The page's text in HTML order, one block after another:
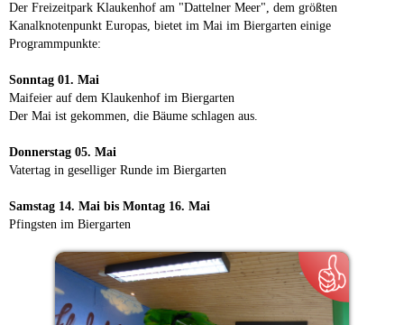
Touristik
Der Freizeitpark Klaukenhof am "Dattelner Meer", dem größten
Kanalknotenpunkt Europas, bietet im Mai im Biergarten einige
Programmpunkte:
Sonntag 01. Mai
Maifeier auf dem Klaukenhof im Biergarten
Der Mai ist gekommen, die Bäume schlagen aus.
Donnerstag 05. Mai
Vatertag in geselliger Runde im Biergarten
Samstag 14. Mai bis Montag 16. Mai
Pfingsten im Biergarten